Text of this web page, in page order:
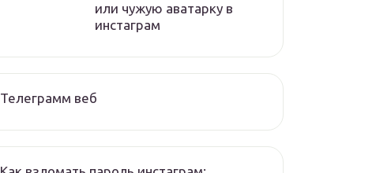
или чужую аватарку в
инстаграм
Телеграмм веб